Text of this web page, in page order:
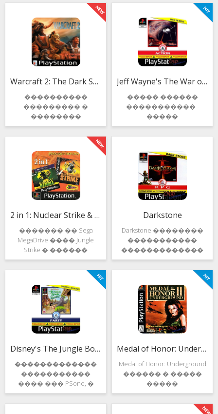
Warcraft 2: The Dark Saga
����������
��������� �
��������
������� �
��������������
����� � �����.
Warcraft 2: The Dark Saga
������������
������������
�������, �
������� ���
�����������
������������� �
Jeff Wayne's The War of the Worlds
����� ������
����������� -
�����
���������� ����
� ������� ����
������� ������
����������� �
�����. �����
���� ����� ����
���������:
������������ �
����� �������,
��
2 in 1: Nuclear Strike & Soviet Strike
������� �� Sega
MegaDrive ���� Jungle
Strike � ������
"�������"? ���
���, �� PS1 ������
���������� ���
�������������.
����� ��� 2
"�������", ��� ��
�� ��� ��
��������� �
Darkstone
Darkstone ��������
�����������
�������������
Diablo. ����
��������
������� ��� ���,
��� ����
������������
����������.
�������� �� ��,
��� ��� 2 ����
������� ������,
�����
Disney's The Jungle Book: Groove Party
�������������
�����������
���� ��� PSone, �
������� �������
��������
Medal of Honor: Underground
Medal of Honor: Underground
������ � �����
�����
���������� �
������ �������